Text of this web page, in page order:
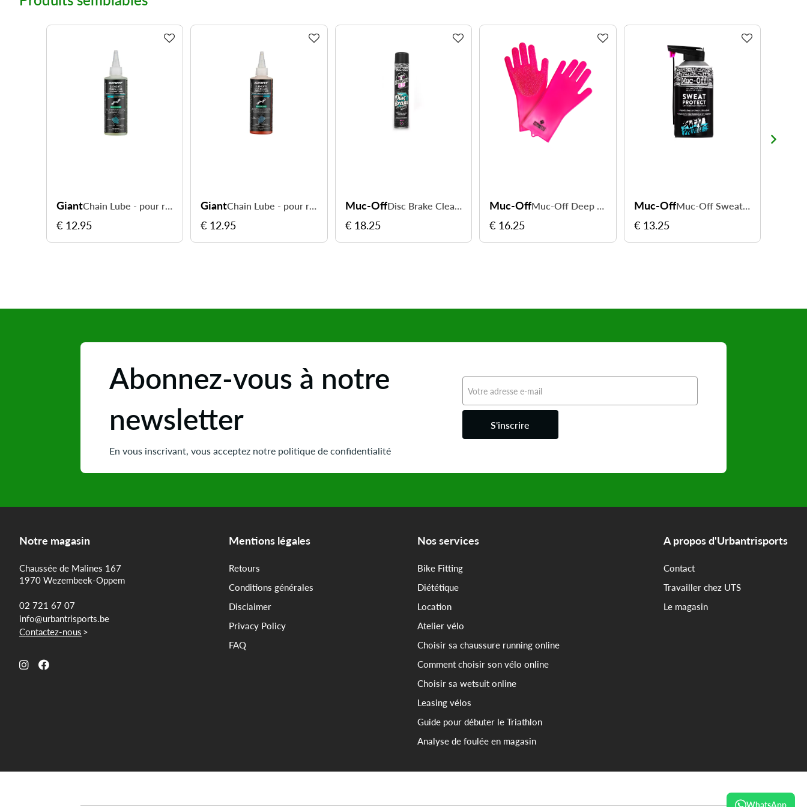
Giant Chain Lube - pour rouler plus fluide
€ 12.95
Giant Chain Lube - pour rouler plus fluide
€ 12.95
Muc-Off Disc Brake Cleaner Re-hydrating performant
€ 18.25
Muc-Off Muc-Off Deep Scrubber Gloves
€ 16.25
Muc-Off Muc-Off Sweat Protect 300ml
€ 13.25
Abonnez-vous à notre
newsletter
En vous inscrivant, vous acceptez notre politique de confidentialité
S'inscrire
Notre magasin
Chaussée de Malines 167
1970 Wezembeek-Oppem
02 721 67 07
info@urbantrisports.be
Contactez-nous>
Mentions légales
Retours
Conditions générales
Disclaimer
Privacy Policy
FAQ
Nos services
Bike Fitting
Diététique
Location
Atelier vélo
Choisir sa chaussure running online
Comment choisir son vélo online
Choisir sa wetsuit online
Leasing vélos
Guide pour débuter le Triathlon
Analyse de foulée en magasin
A propos d'Urbantrisports
Contact
Travailler chez UTS
Le magasin
WhatsApp